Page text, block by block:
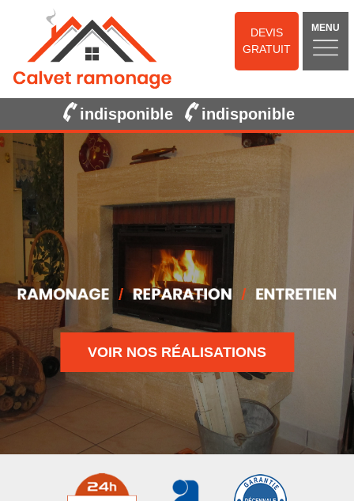
DEVIS
GRATUIT
MENU
indisponible indisponible
VOIR NOS RÉALISATIONS